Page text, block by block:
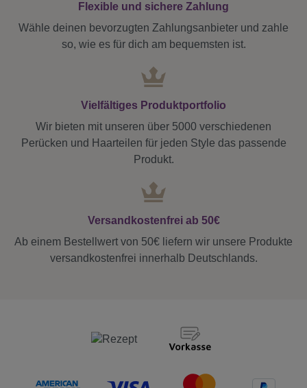
Flexible und sichere Zahlung
Wähle deinen bevorzugten Zahlungsanbieter und zahle
so, wie es für dich am bequemsten ist.
Vielfältiges Produktportfolio
Wir bieten mit unseren über 5000 verschiedenen
Perücken und Haarteilen für jeden Style das passende
Produkt.
Versandkostenfrei ab 50€
Ab einem Bestellwert von 50€ liefern wir unsere Produkte
versandkostenfrei innerhalb Deutschlands.